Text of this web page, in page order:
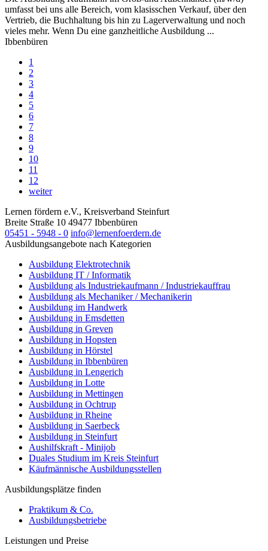
umfasst bei uns alle Bereich, vom klasisschen Verkauf, über den
Vertrieb, die Buchhaltung bis hin zu Lagerverwaltung und noch
vieles mehr. Wenn Du eine ganzheitliche Ausbildung ...
Ibbenbüren
1
2
3
4
5
6
7
8
9
10
11
12
weiter
Lernen fördern e.V., Kreisverband Steinfurt
Breite Straße 10 49477 Ibbenbüren
05451 - 5948 - 0 info@lernenfoerdern.de
Ausbildungsangebote nach Kategorien
Ausbildung Elektrotechnik
Ausbildung IT / Informatik
Ausbildung als Industriekaufmann / Industriekauffrau
Ausbildung als Mechaniker / Mechanikerin
Ausbildung im Handwerk
Ausbildung in Emsdetten
Ausbildung in Greven
Ausbildung in Hopsten
Ausbildung in Hörstel
Ausbildung in Ibbenbüren
Ausbildung in Lengerich
Ausbildung in Lotte
Ausbildung in Mettingen
Ausbildung in Ochtrup
Ausbildung in Rheine
Ausbildung in Saerbeck
Ausbildung in Steinfurt
Aushilfskraft - Minijob
Duales Studium im Kreis Steinfurt
Käufmännische Ausbildungsstellen
Ausbildungsplätze finden
Praktikum & Co.
Ausbildungsbetriebe
Leistungen und Preise